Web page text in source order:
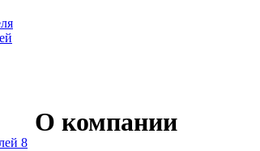
8
О компании